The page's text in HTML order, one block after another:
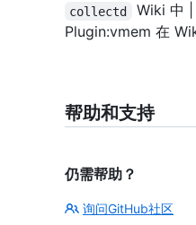
collectd Wiki 中 |
Plugin:vmem 在
帮助和支持
仍需帮助？
询问GitHub社区